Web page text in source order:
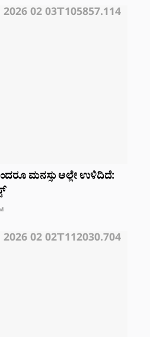
ಮನಸ್ಸು ಅಲ್ಲೇ ಉಳಿದಿದೆ: